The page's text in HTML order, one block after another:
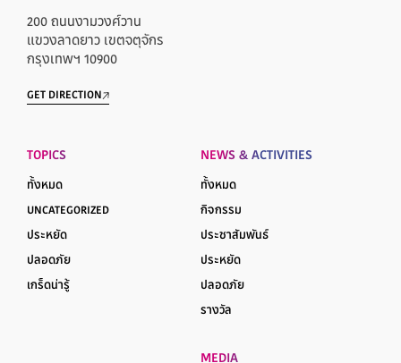
200 ถนนงามวงศ์วาน
แขวงลาดยาว เขตจตุจักร
กรุงเทพฯ 10900
GET DIRECTION
TOPICS
ทั้งหมด
UNCATEGORIZED
ประหยัด
ปลอดภัย
เกร็ดน่ารู้
NEWS & ACTIVITIES
ทั้งหมด
กิจกรรม
ประชาสัมพันธ์
ประหยัด
ปลอดภัย
รางวัล
MEDIA